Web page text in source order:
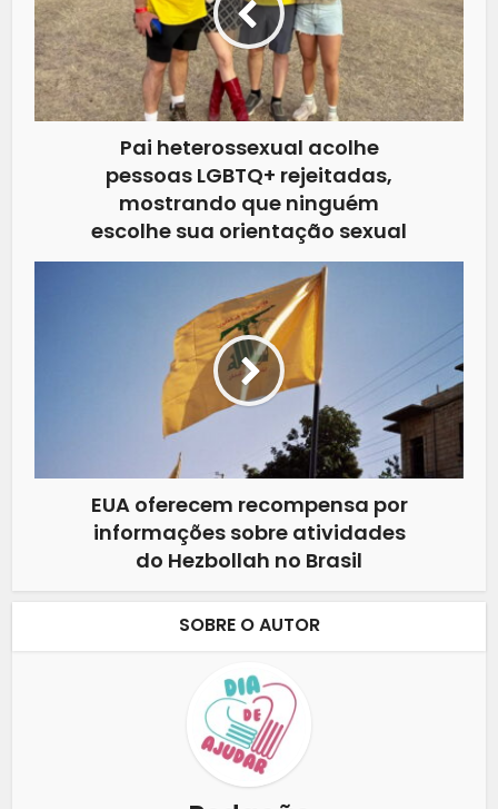
Pai heterossexual acolhe
pessoas LGBTQ+ rejeitadas,
mostrando que ninguém
escolhe sua orientação sexual
EUA oferecem recompensa por
informações sobre atividades
do Hezbollah no Brasil
SOBRE O AUTOR